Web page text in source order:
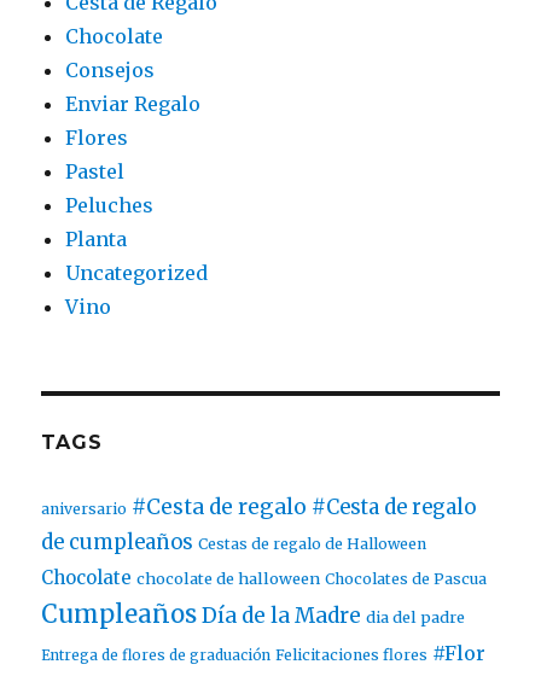
Chocolate
Consejos
Enviar Regalo
Flores
Pastel
Peluches
Planta
Uncategorized
Vino
TAGS
aniversario #Cesta de regalo #Cesta de regalo
de cumpleaños Cestas de regalo de Halloween
Chocolate chocolate de halloween Chocolates de Pascua
Cumpleaños Día de la Madre dia del padre
Entrega de flores de graduación Felicitaciones flores #Flor